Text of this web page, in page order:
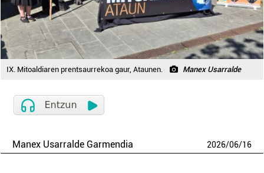
IX. Mitoaldiaren prentsaurrekoa gaur, Ataunen. Manex Usarralde
Manex Usarralde Garmendia 2026/06/16